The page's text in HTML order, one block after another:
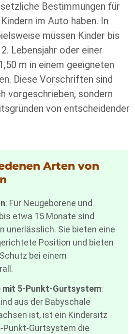
Bestimmungen für
im Auto haben. In
müssen Kinder bis
Lebensjahr oder einer
m in einem geeigneten
Diese Vorschriften sind
vorgeschrieben, sondern
von entscheidender
Arten von
: Für Neugeborene und
etwa 15 Monate sind
unerlässlich. Sie bieten eine
Position und bieten
bei einem
mit 5-Punkt-Gurtsystem:
aus der Babyschale
ist, ist ein Kindersitz
Punkt-Gurtsystem die